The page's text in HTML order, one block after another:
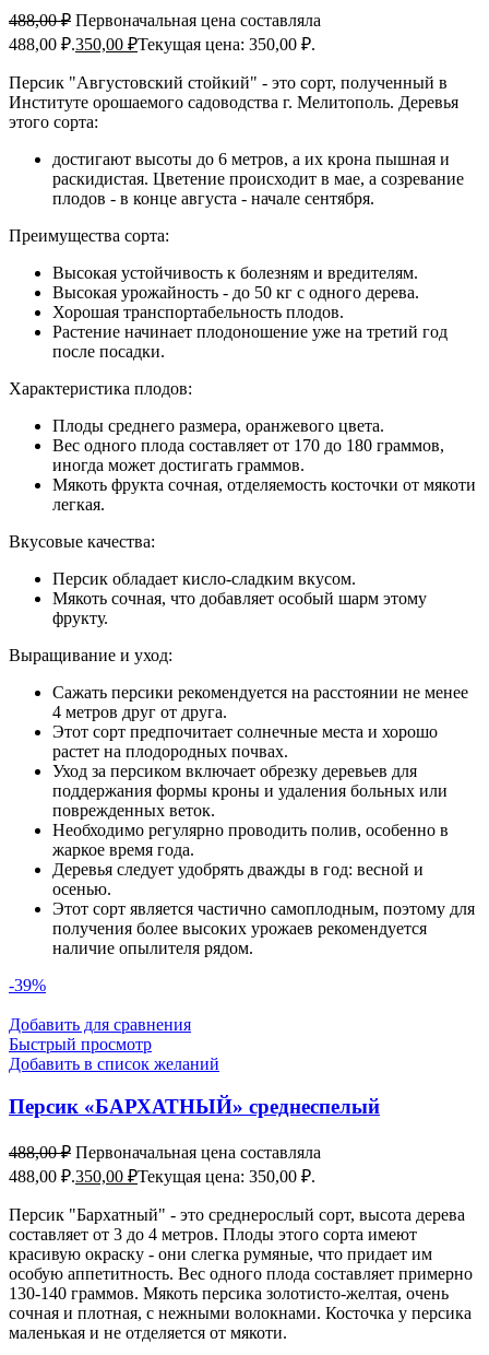
488,00₽ Первоначальная цена составляла
488,00 ₽.350,00 ₽Текущая цена: 350,00 ₽.
Персик "Августовский стойкий" - это сорт, полученный в
Институте орошаемого садоводства г. Мелитополь. Деревья
этого сорта:
достигают высоты до 6 метров, а их крона пышная и
раскидистая. Цветение происходит в мае, а созревание
плодов - в конце августа - начале сентября.
Преимущества сорта:
Высокая устойчивость к болезням и вредителям.
Высокая урожайность - до 50 кг с одного дерева.
Хорошая транспортабельность плодов.
Растение начинает плодоношение уже на третий год
после посадки.
Характеристика плодов:
Плоды среднего размера, оранжевого цвета.
Вес одного плода составляет от 170 до 180 граммов,
иногда может достигать граммов.
Мякоть фрукта сочная, отделяемость косточки от мякоти
легкая.
Вкусовые качества:
Персик обладает кисло-сладким вкусом.
Мякоть сочная, что добавляет особый шарм этому
фрукту.
Выращивание и уход:
Сажать персики рекомендуется на расстоянии не менее
4 метров друг от друга.
Этот сорт предпочитает солнечные места и хорошо
растет на плодородных почвах.
Уход за персиком включает обрезку деревьев для
поддержания формы кроны и удаления больных или
поврежденных веток.
Необходимо регулярно проводить полив, особенно в
жаркое время года.
Деревья следует удобрять дважды в год: весной и
осенью.
Этот сорт является частично самоплодным, поэтому для
получения более высоких урожаев рекомендуется
наличие опылителя рядом.
-39%
Добавить для сравнения
Быстрый просмотр
Добавить в список желаний
Персик «БАРХАТНЫЙ» среднеспелый
488,00₽ Первоначальная цена составляла
488,00 ₽.350,00 ₽Текущая цена: 350,00 ₽.
Персик "Бархатный" - это среднерослый сорт, высота дерева
составляет от 3 до 4 метров. Плоды этого сорта имеют
красивую окраску - они слегка румяные, что придает им
особую аппетитность. Вес одного плода составляет примерно
130-140 граммов. Мякоть персика золотисто-желтая, очень
сочная и плотная, с нежными волокнами. Косточка у персика
маленькая и не отделяется от мякоти.